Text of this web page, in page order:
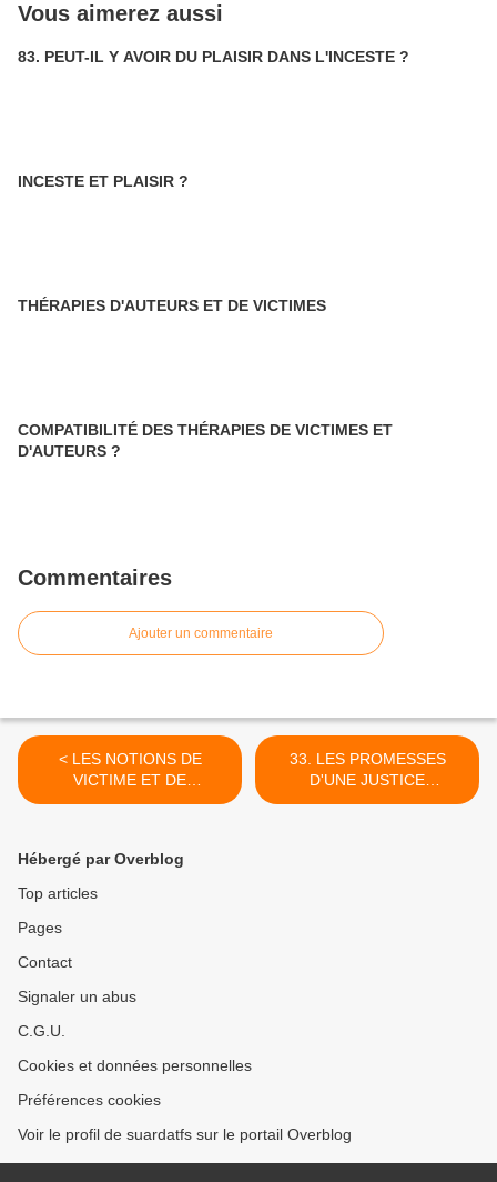
Vous aimerez aussi
83. PEUT-IL Y AVOIR DU PLAISIR DANS L'INCESTE ?
INCESTE ET PLAISIR ?
THÉRAPIES D'AUTEURS ET DE VICTIMES
COMPATIBILITÉ DES THÉRAPIES DE VICTIMES ET
D'AUTEURS ?
Commentaires
Ajouter un commentaire
< LES NOTIONS DE
VICTIME ET DE
COUPABLE
33. LES PROMESSES
D'UNE JUSTICE
"RESTAURATRICE" >
Hébergé par Overblog
Top articles
Pages
Contact
Signaler un abus
C.G.U.
Cookies et données personnelles
Préférences cookies
Voir le profil de suardatfs sur le portail Overblog